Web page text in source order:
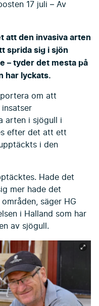
17 juli – Av
att den invasiva arten
sprida sig i sjön
– tyder det mesta på
har lyckats.
om att
insatser
arten i sjögull i
efter det att ett
i den
Hade det
mer hade det
säger HG
i Halland som har
av sjögull.